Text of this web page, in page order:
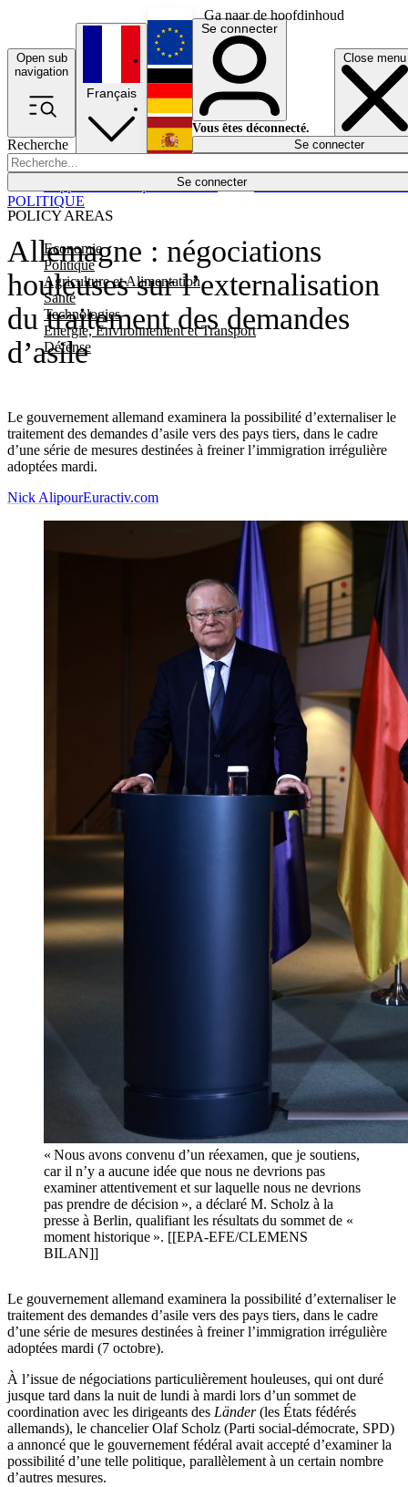
Ga naar de hoofdinhoud
Open sub
navigation
Close menu
Recherche
Se connecter
POLICY AREAS
Economie
Politique
Agriculture et Alimentation
Santé
Technologies
Energie, Environnement et Transport
Défense
Économie
Français
English
Deutsch
Español
Se connecter
Vous êtes déconnecté.
Se connecter
Allemagne : négociations
houleuses sur l’externalisation
du traitement des demandes
d’asile
Le gouvernement allemand examinera la possibilité d’externaliser le
traitement des demandes d’asile vers des pays tiers, dans le cadre
d’une série de mesures destinées à freiner l’immigration irrégulière
adoptées mardi.
POLITIQUE
Nick AlipourEuractiv.com
« Nous avons convenu d’un réexamen, que je soutiens,
car il n’y a aucune idée que nous ne devrions pas
examiner attentivement et sur laquelle nous ne devrions
pas prendre de décision », a déclaré M. Scholz à la
presse à Berlin, qualifiant les résultats du sommet de «
moment historique ». [[EPA-EFE/CLEMENS
BILAN]]
Le gouvernement allemand examinera la possibilité d’externaliser le
traitement des demandes d’asile vers des pays tiers, dans le cadre
d’une série de mesures destinées à freiner l’immigration irrégulière
adoptées mardi (7 octobre).
À l’issue de négociations particulièrement houleuses, qui ont duré
jusque tard dans la nuit de lundi à mardi lors d’un sommet de
coordination avec les dirigeants des Länder(les États fédérés
allemands), le chancelier Olaf Scholz (Parti social-démocrate, SPD)
a annoncé que le gouvernement fédéral avait accepté d’examiner la
possibilité d’une telle politique, parallèlement à un certain nombre
d’autres mesures.